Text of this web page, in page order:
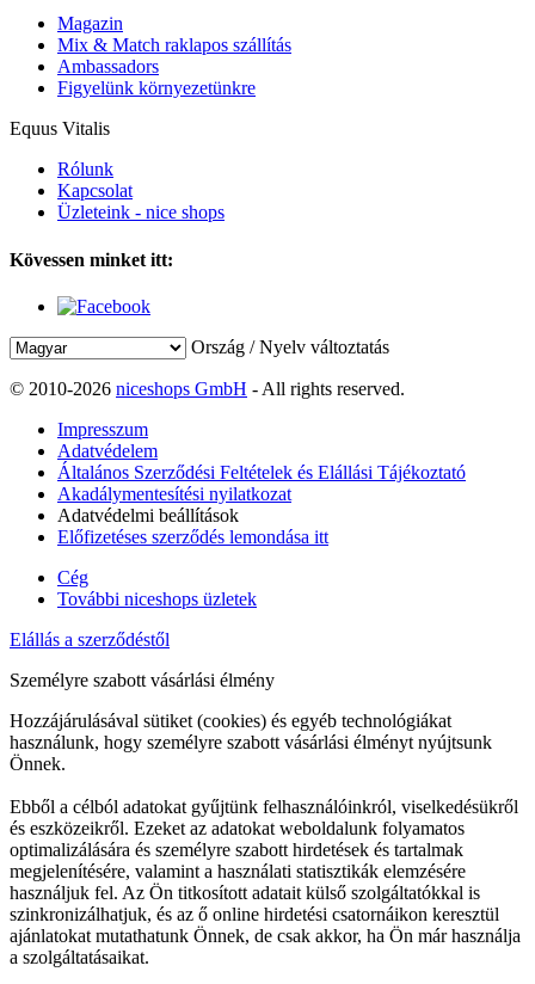
Magazin
Mix & Match raklapos szállítás
Ambassadors
Figyelünk környezetünkre
Equus Vitalis
Rólunk
Kapcsolat
Üzleteink - nice shops
Kövessen minket itt:
Ország / Nyelv változtatás
© 2010-2026 niceshops GmbH - All rights reserved.
Impresszum
Adatvédelem
Általános Szerződési Feltételek és Elállási Tájékoztató
Akadálymentesítési nyilatkozat
Adatvédelmi beállítások
Előfizetéses szerződés lemondása itt
Cég
További niceshops üzletek
Elállás a szerződéstől
Személyre szabott vásárlási élmény
Hozzájárulásával sütiket (cookies) és egyéb technológiákat
használunk, hogy személyre szabott vásárlási élményt nyújtsunk
Önnek.
Ebből a célból adatokat gyűjtünk felhasználóinkról, viselkedésükről
és eszközeikről. Ezeket az adatokat weboldalunk folyamatos
optimalizálására és személyre szabott hirdetések és tartalmak
megjelenítésére, valamint a használati statisztikák elemzésére
használjuk fel. Az Ön titkosított adatait külső szolgáltatókkal is
szinkronizálhatjuk, és az ő online hirdetési csatornáikon keresztül
ajánlatokat mutathatunk Önnek, de csak akkor, ha Ön már használja
a szolgáltatásaikat.